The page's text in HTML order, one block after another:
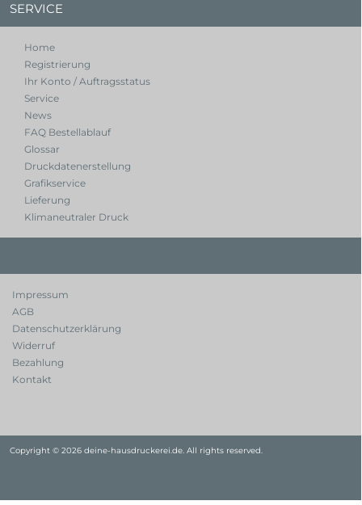
SERVICE
Home
Registrierung
Ihr Konto / Auftragsstatus
Service
News
FAQ Bestellablauf
Glossar
Druckdatenerstellung
Grafikservice
Lieferung
Klimaneutraler Druck
Impressum
AGB
Datenschutzerklärung
Widerruf
Bezahlung
Kontakt
Copyright © 2026 deine-hausdruckerei.de. All rights reserved.